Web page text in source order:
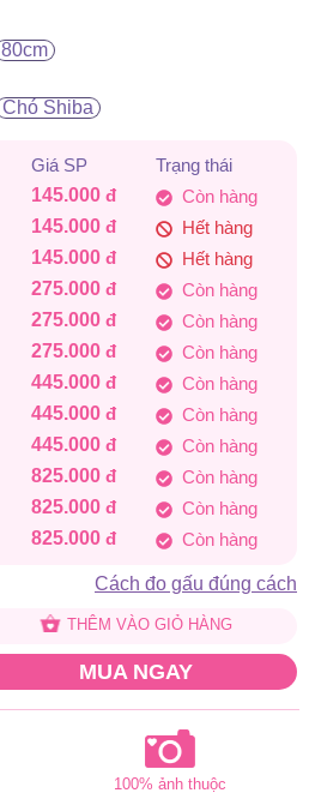
145.000 đ
đến
825.000 đ
80cm
Chó Shiba
Giá SP
Trạng thái
145.000 đ
Còn hàng
145.000 đ
Hết hàng
145.000 đ
Hết hàng
275.000 đ
Còn hàng
275.000 đ
Còn hàng
275.000 đ
Còn hàng
445.000 đ
Còn hàng
445.000 đ
Còn hàng
445.000 đ
Còn hàng
825.000 đ
Còn hàng
825.000 đ
Còn hàng
825.000 đ Còn hàng
Cách đo gấu đúng cách
THÊM VÀO GIỎ HÀNG
MUA NGAY
100% ảnh thuộc